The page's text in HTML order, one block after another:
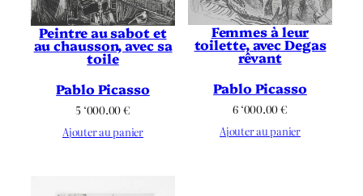
Peintre au sabot et
au chausson, avec sa
toile
Pablo Picasso
5 ‘000.00€
Ajouter au panier
Femmes à leur
toilette, avec Degas
rêvant
Pablo Picasso
6 ‘000.00€
Ajouter au panier